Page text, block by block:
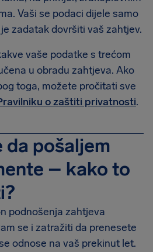
Vaši se podaci dijele samo
zadatak dovršiti vaš zahtjev.
vaše podatke s trećom
u obradu zahtjeva. Ako
toga, možete pročitati sve
o zaštiti privatnosti.
pošaljem
– kako to
podnošenja zahtjeva
se i zatražiti da prenesete
odnose na vaš prekinut let.